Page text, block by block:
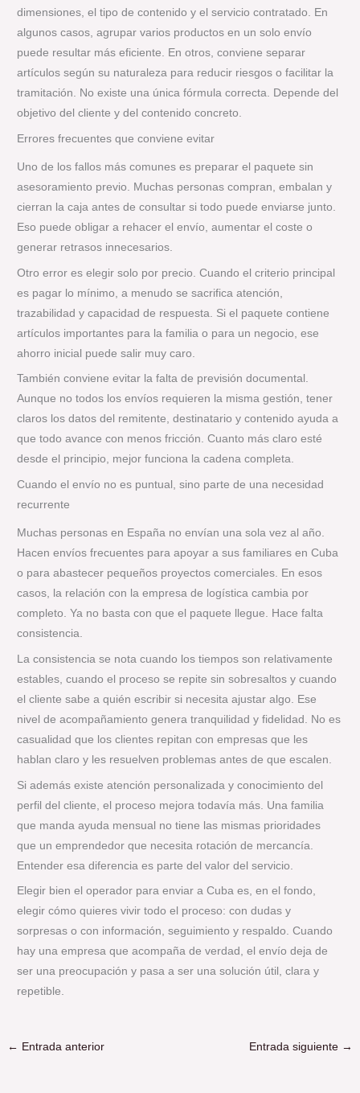
dimensiones, el tipo de contenido y el servicio contratado. En
algunos casos, agrupar varios productos en un solo envío
puede resultar más eficiente. En otros, conviene separar
artículos según su naturaleza para reducir riesgos o facilitar la
tramitación. No existe una única fórmula correcta. Depende del
objetivo del cliente y del contenido concreto.
Errores frecuentes que conviene evitar
Uno de los fallos más comunes es preparar el paquete sin
asesoramiento previo. Muchas personas compran, embalan y
cierran la caja antes de consultar si todo puede enviarse junto.
Eso puede obligar a rehacer el envío, aumentar el coste o
generar retrasos innecesarios.
Otro error es elegir solo por precio. Cuando el criterio principal
es pagar lo mínimo, a menudo se sacrifica atención,
trazabilidad y capacidad de respuesta. Si el paquete contiene
artículos importantes para la familia o para un negocio, ese
ahorro inicial puede salir muy caro.
También conviene evitar la falta de previsión documental.
Aunque no todos los envíos requieren la misma gestión, tener
claros los datos del remitente, destinatario y contenido ayuda a
que todo avance con menos fricción. Cuanto más claro esté
desde el principio, mejor funciona la cadena completa.
Cuando el envío no es puntual, sino parte de una necesidad
recurrente
Muchas personas en España no envían una sola vez al año.
Hacen envíos frecuentes para apoyar a sus familiares en Cuba
o para abastecer pequeños proyectos comerciales. En esos
casos, la relación con la empresa de logística cambia por
completo. Ya no basta con que el paquete llegue. Hace falta
consistencia.
La consistencia se nota cuando los tiempos son relativamente
estables, cuando el proceso se repite sin sobresaltos y cuando
el cliente sabe a quién escribir si necesita ajustar algo. Ese
nivel de acompañamiento genera tranquilidad y fidelidad. No es
casualidad que los clientes repitan con empresas que les
hablan claro y les resuelven problemas antes de que escalen.
Si además existe atención personalizada y conocimiento del
perfil del cliente, el proceso mejora todavía más. Una familia
que manda ayuda mensual no tiene las mismas prioridades
que un emprendedor que necesita rotación de mercancía.
Entender esa diferencia es parte del valor del servicio.
Elegir bien el operador para enviar a Cuba es, en el fondo,
elegir cómo quieres vivir todo el proceso: con dudas y
sorpresas o con información, seguimiento y respaldo. Cuando
hay una empresa que acompaña de verdad, el envío deja de
ser una preocupación y pasa a ser una solución útil, clara y
repetible.
← Entrada anterior Entrada siguiente →